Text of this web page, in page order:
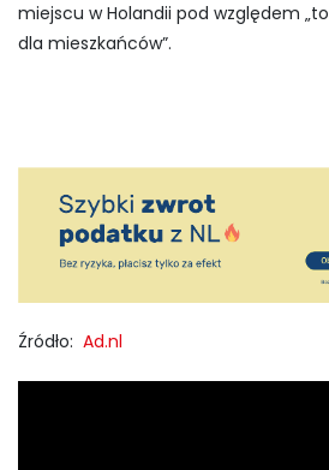
miejscu w Holandii pod względem
dla mieszkańców”.
Źródło: Ad.nl